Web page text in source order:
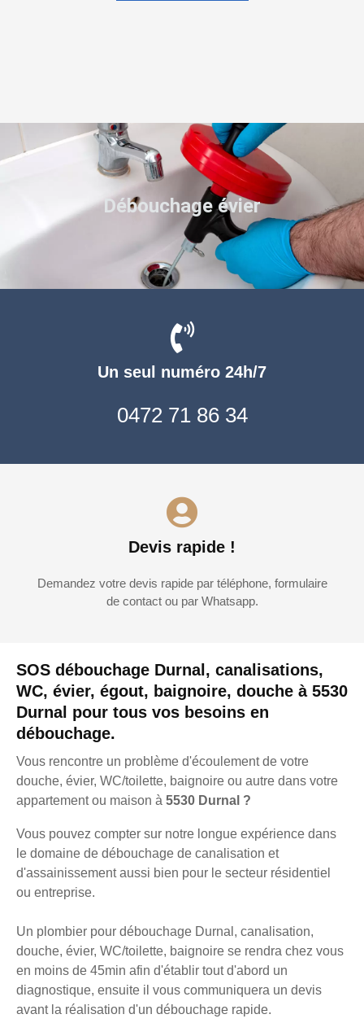
SOS débouchage Durnal, canalisations,
WC, évier, égout, baignoire, douche à 5530
Durnal pour tous vos besoins en
débouchage.
Vous rencontre un problème d'écoulement de votre
douche, évier, WC/toilette, baignoire ou autre dans votre
appartement ou maison à 5530 Durnal ?
Vous pouvez compter sur notre longue expérience dans
le domaine de débouchage de canalisation et
d'assainissement aussi bien pour le secteur résidentiel
ou entreprise.
Un plombier pour débouchage Durnal, canalisation,
douche, évier, WC/toilette, baignoire se rendra chez vous
en moins de 45min afin d'établir tout d'abord un
diagnostique, ensuite il vous communiquera un devis
avant la réalisation d'un débouchage rapide.
Un seul numéro 24h/7
0472 71 86 34
Devis rapide !
Demandez votre devis rapide par téléphone, formulaire
de contact ou par Whatsapp.
Débouchage évier